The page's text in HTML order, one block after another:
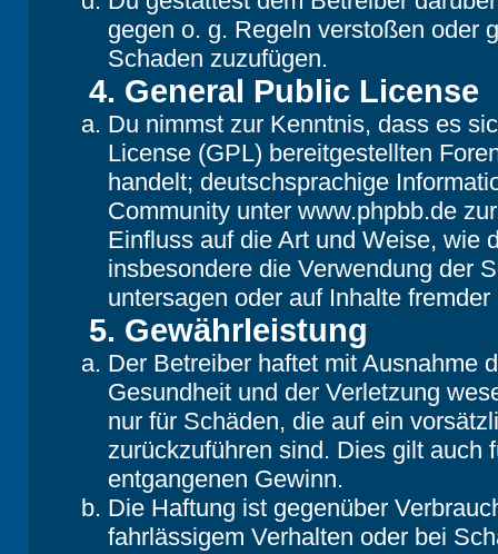
gegen o. g. Regeln verstoßen oder
Schaden zuzufügen.
4. General Public License
Du nimmst zur Kenntnis, dass es
License (GPL) bereitgestellten
handelt; deutschsprachige
Community unter www.phpbb.de
Einfluss auf die Art und Weise, wie
insbesondere die Verwendung der
untersagen oder auf Inhalte
5. Gewährleistung
Der Betreiber haftet mit Ausnahme
Gesundheit und der Verletzung
nur für Schäden, die auf ein
zurückzuführen sind. Dies gilt auch
entgangenen Gewinn.
Die Haftung ist gegenüber
fahrlässigem Verhalten oder bei